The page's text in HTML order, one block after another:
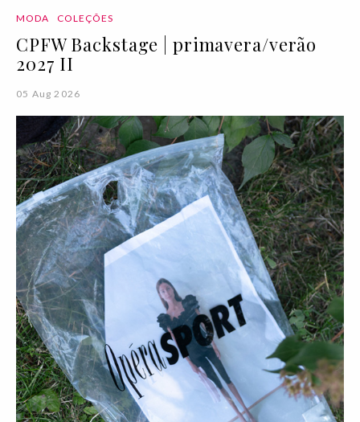
MODA COLEÇÕES
CPFW Backstage | primavera/verão
2027 II
05 Aug 2026